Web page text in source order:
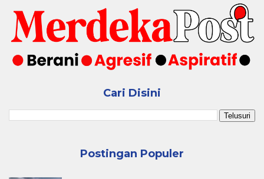
Cari Disini
Postingan Populer